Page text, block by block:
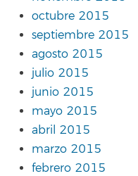
octubre 2015
septiembre 2015
agosto 2015
julio 2015
junio 2015
mayo 2015
abril 2015
marzo 2015
febrero 2015